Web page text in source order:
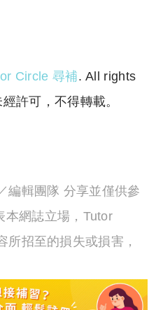
Circle 尋補. All rights
許可，不得轉載。
編輯團隊 分享並僅供參
本網誌立場，Tutor
招至的損失或損害，